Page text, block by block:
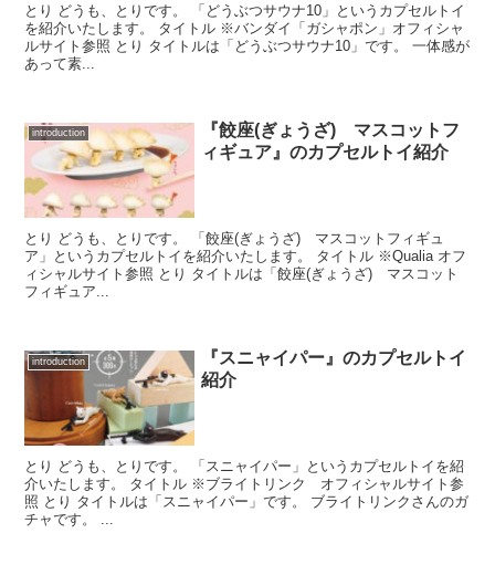
とり どうも、とりです。 「どうぶつサウナ10」というカプセルトイ
を紹介いたします。 タイトル ※バンダイ「ガシャポン」オフィシャ
ルサイト参照 とり タイトルは「どうぶつサウナ10」です。 一体感が
あって素...
introduction
『餃座(ぎょうざ) マスコットフ
ィギュア』のカプセルトイ紹介
とり どうも、とりです。 「餃座(ぎょうざ) マスコットフィギュ
ア」というカプセルトイを紹介いたします。 タイトル ※Qualia オフ
ィシャルサイト参照 とり タイトルは「餃座(ぎょうざ) マスコット
フィギュア...
introduction
『スニャイパー』のカプセルトイ
紹介
とり どうも、とりです。 「スニャイパー」というカプセルトイを紹
介いたします。 タイトル ※ブライトリンク オフィシャルサイト参
照 とり タイトルは「スニャイパー」です。 ブライトリンクさんのガ
チャです。 ...